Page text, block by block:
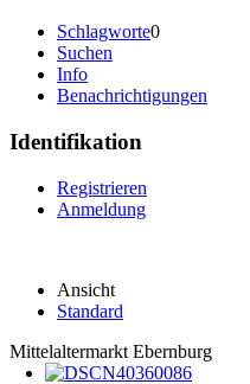
Schlagworte0
Suchen
Info
Benachrichtigungen
Identifikation
Registrieren
Anmeldung
Ansicht
Standard
Mittelaltermarkt Ebernburg